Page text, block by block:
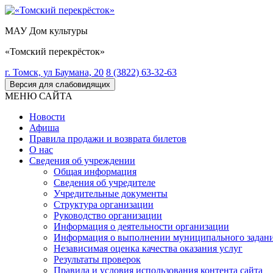
МАУ Дом культуры
«Томский перекрёсток»
г. Томск, ул Баумана, 20 8 (3822) 63-32-63
Версия для слабовидящих
МЕНЮ САЙТА
Новости
Афиша
Правила продажи и возврата билетов
О нас
Сведения об учреждении
Общая информация
Сведения об учредителе
Учредительные документы
Структура организации
Руководство организации
Информация о деятельности организации
Информация о выполнении муниципального
Независимая оценка качества оказания услуг
Результаты проверок
Правила и условия использования контента сайта